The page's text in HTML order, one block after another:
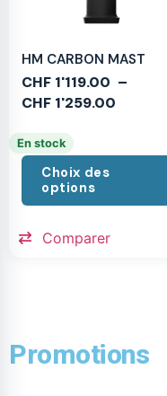
HM CARBON MAST
CHF 1'119.00 –
CHF 1'259.00
En stock
Choix des
options
Comparer
Promotions